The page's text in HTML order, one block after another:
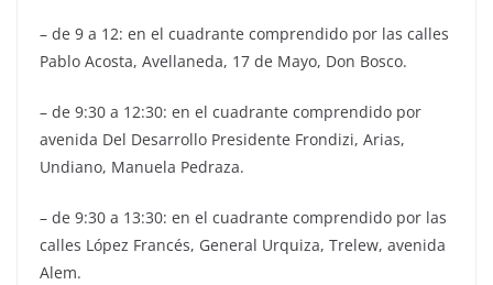
– de 9 a 12: en el cuadrante comprendido por las calles
Pablo Acosta, Avellaneda, 17 de Mayo, Don Bosco.
– de 9:30 a 12:30: en el cuadrante comprendido por
avenida Del Desarrollo Presidente Frondizi, Arias,
Undiano, Manuela Pedraza.
– de 9:30 a 13:30: en el cuadrante comprendido por las
calles López Francés, General Urquiza, Trelew, avenida
Alem.